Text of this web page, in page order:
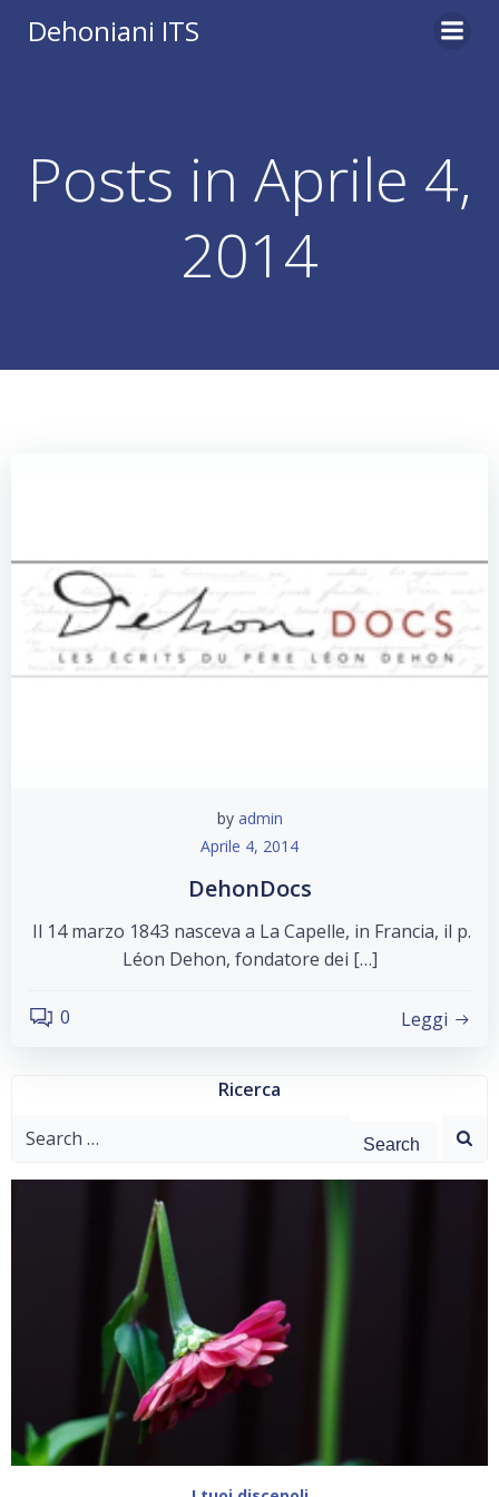
Dehoniani ITS
Posts in Aprile 4,
2014
by admin
Aprile 4, 2014
DehonDocs
Il 14 marzo 1843 nasceva a La Capelle, in Francia, il p.
Léon Dehon, fondatore dei […]
0 Leggi
Ricerca
Search